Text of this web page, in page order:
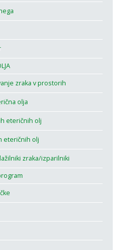
zraka v prostorih
olja
eteričnih olj
eteričnih olj
zraka/izparilniki